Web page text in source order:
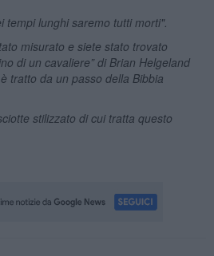
tempi lunghi saremo tutti morti".
misurato e siete stato trovato
di un cavaliere”di Brian Helgeland
tratto da un passo della Bibbia
stilizzato di cui tratta questo